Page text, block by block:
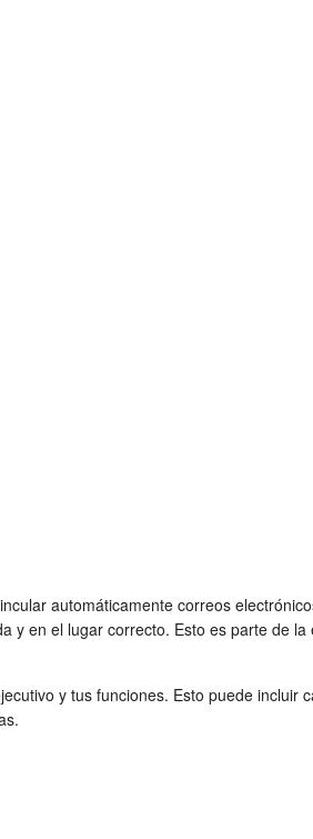
automáticamente correos
en el lugar correcto. Esto es parte de
y tus funciones. Esto puede incluir